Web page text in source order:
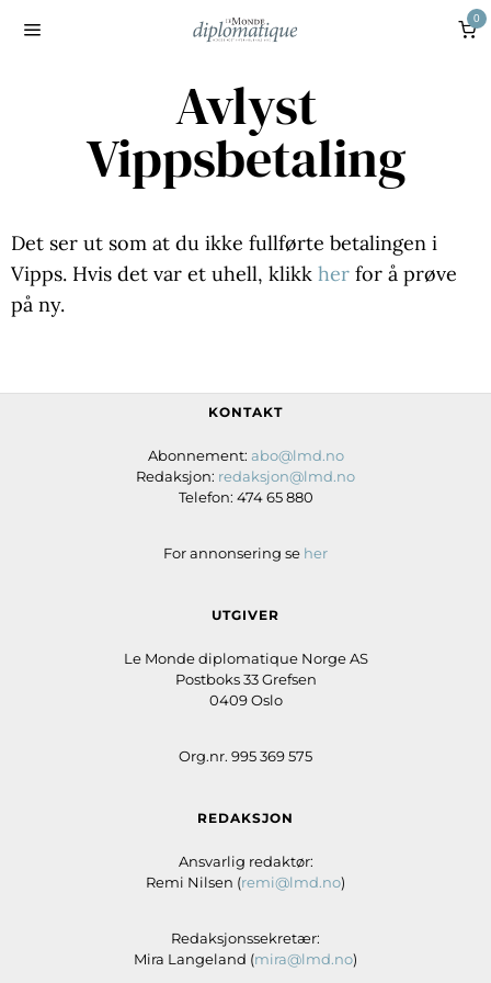
0
Avlyst
Vippsbetaling
Det ser ut som at du ikke fullførte betalingen i
Vipps. Hvis det var et uhell, klikk her for å prøve
på ny.
KONTAKT
Abonnement: abo@lmd.no
Redaksjon: redaksjon@lmd.no
Telefon: 474 65 880
For annonsering se her
UTGIVER
Le Monde diplomatique Norge AS
Postboks 33 Grefsen
0409 Oslo
Org.nr. 995 369 575
REDAKSJON
Ansvarlig redaktør:
Remi Nilsen (remi@lmd.no)
Redaksjonssekretær:
Mira Langeland (mira@lmd.no)